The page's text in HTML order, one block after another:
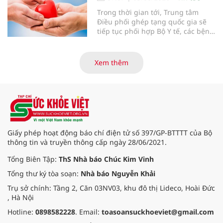
Trong thời gian tới, Trung tâm
Điều phối ghép tạng quốc gia sẽ
tiếp tục phối hợp Bộ Y tế, các bệnh
cường truyền thông, hoàn thiện
Xem thêm
Giấy phép hoạt động báo chí điện tử số 397/GP-BTTTT của Bộ
thông tin và truyền thông cấp ngày 28/06/2021.
Tổng Biên Tập: ThS Nhà báo Chúc Kim Vinh
Tổng thư ký tòa soạn: Nhà báo Nguyễn Khải
Trụ sở chính: Tầng 2, Căn 03NV03, khu đô thị Lideco, Hoài Đức
, Hà Nội
Hotline: 0898582228. Email: toasoansuckhoeviet@gmail.com